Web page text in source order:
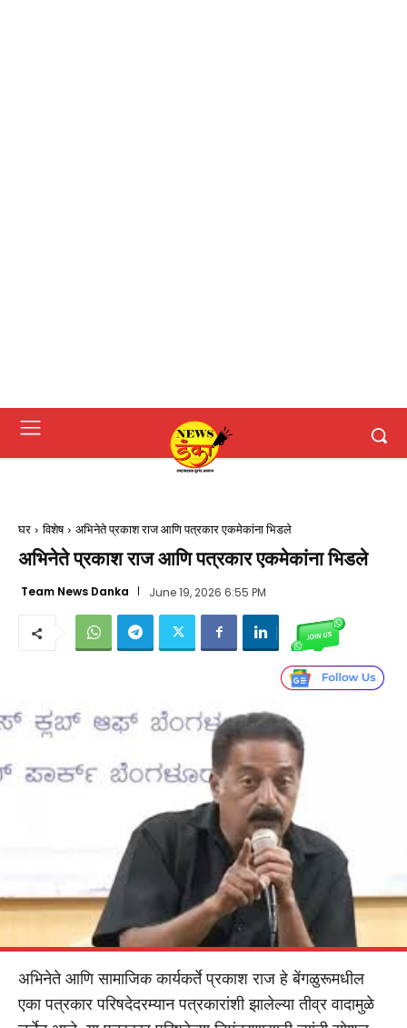
घर विशेष अभिनेते प्रकाश राज आणि पत्रकार एकमेकांना भिडले
अभिनेते प्रकाश राज आणि पत्रकार एकमेकांना भिडले
Team News Danka June 19, 2026 6:55 PM
अभिनेते आणि सामाजिक कार्यकर्ते प्रकाश राज हे बेंगळुरूमधील
एका पत्रकार परिषदेदरम्यान पत्रकारांशी झालेल्या तीव्र वादामुळे